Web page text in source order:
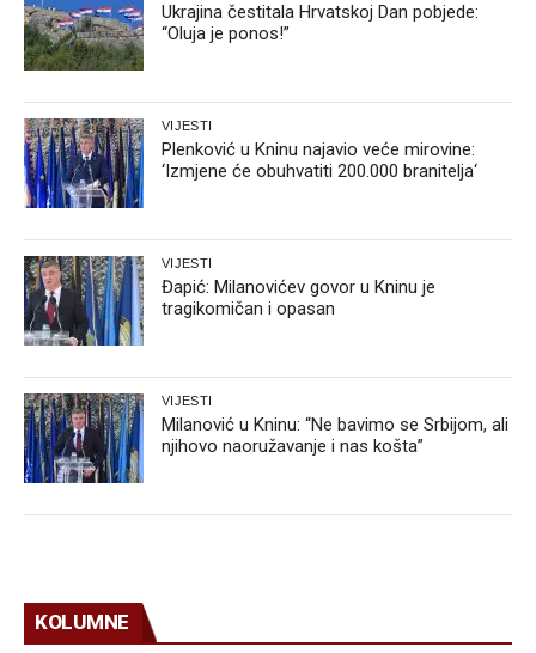
Ukrajina čestitala Hrvatskoj Dan pobjede:
“Oluja je ponos!”
VIJESTI
Plenković u Kninu najavio veće mirovine:
‘Izmjene će obuhvatiti 200.000 branitelja‘
VIJESTI
Đapić: Milanovićev govor u Kninu je
tragikomičan i opasan
VIJESTI
Milanović u Kninu: “Ne bavimo se Srbijom, ali
njihovo naoružavanje i nas košta”
KOLUMNE